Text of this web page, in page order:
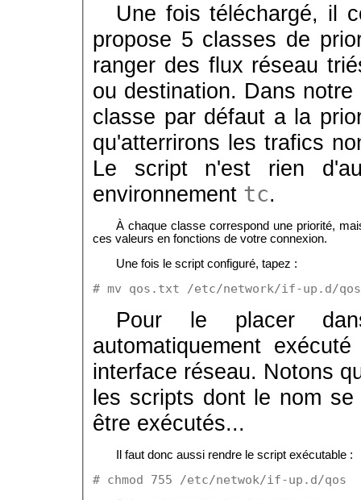
Une fois téléchargé, il
propose 5 classes de
ranger des flux réseau
ou destination. Dans
classe par défaut a la
qu'atterrirons les trafics
Le script n'est rien
environnement tc.
À chaque classe correspond une priorité,
ces valeurs en fonctions de votre connexion.
Une fois le script configuré, tapez :
# mv qos.txt /etc/network/if-up.d/qos
Pour le placer
automatiquement
interface réseau. Notons
les scripts dont le nom
être exécutés...
Il faut donc aussi rendre le script exécutable :
# chmod 755 /etc/netwok/if-up.d/qos